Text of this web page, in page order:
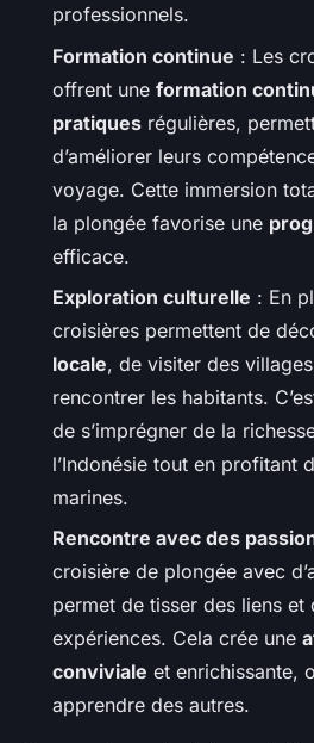
professionnels.
Formation continue : Les
offrent une formation
pratiques régulières,
d’améliorer leurs
voyage. Cette immersion
la plongée favorise une
efficace.
Exploration culturelle : En
croisières permettent de
locale, de visiter des
rencontrer les habitants.
de s’imprégner de la
l’Indonésie tout en profitant
marines.
Rencontre avec des
croisière de plongée avec
permet de tisser des liens et
expériences. Cela crée une
conviviale et enrichissante,
apprendre des autres.